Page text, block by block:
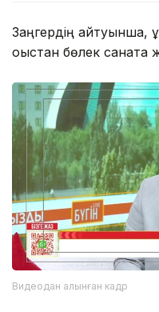
Заңгердің айтуынша,
қоқыстан бөлек
Видеодан алынған кадр